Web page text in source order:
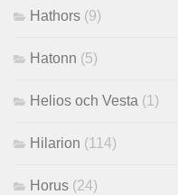
Hathors (9)
Hatonn (5)
Helios och Vesta (1)
Hilarion (114)
Horus (24)